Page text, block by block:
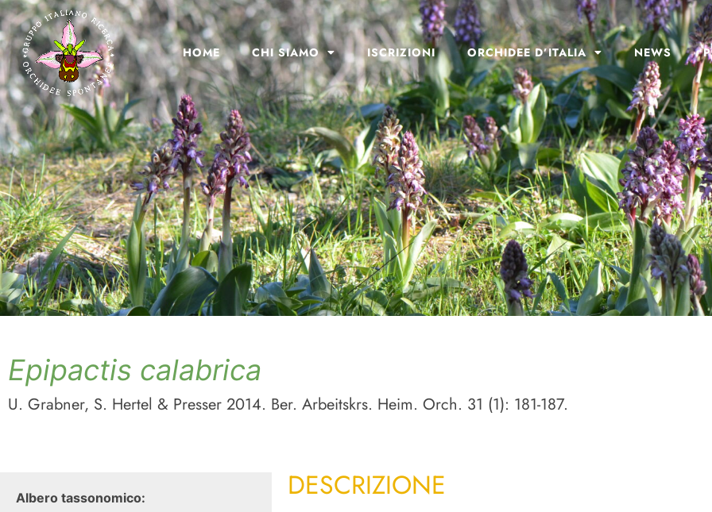
HOME CHI SIAMO ISCRIZIONI ORCHIDEE D’ITALIA NEWS
Epipactis calabrica
U. Grabner, S. Hertel & Presser 2014. Ber. Arbeitskrs. Heim. Orch. 31 (1): 181-187.
Albero tassonomico:
DESCRIZIONE